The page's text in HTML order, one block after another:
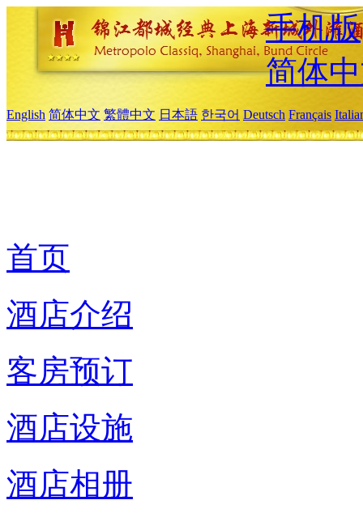
手机版
简体
English 简体中文 繁體中文 日本語 한국어 Deutsch Français
首页
酒店介绍
客房预订
酒店设施
酒店相册